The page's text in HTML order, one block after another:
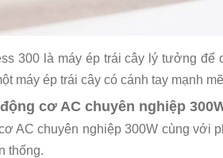
300 là máy ép trái cây lý tưởng
máy ép trái cây có cánh tay mạnh
cơ AC chuyên nghiệp
AC chuyên nghiệp 300W cùng
thống.